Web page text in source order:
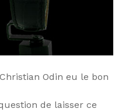
Odin eu le bon
de laisser ce